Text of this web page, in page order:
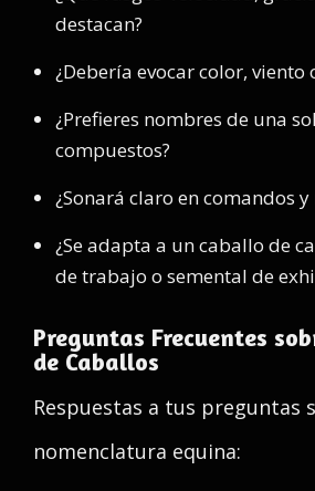
destacan?
¿Debería evocar color, viento
¿Prefieres nombres de una
compuestos?
¿Sonará claro en comandos
¿Se adapta a un caballo de
de trabajo o semental de
Preguntas Frecuentes
de Caballos
Respuestas a tus preguntas
nomenclatura equina: